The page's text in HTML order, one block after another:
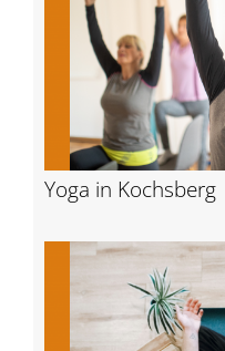
Yoga in Kochsberg